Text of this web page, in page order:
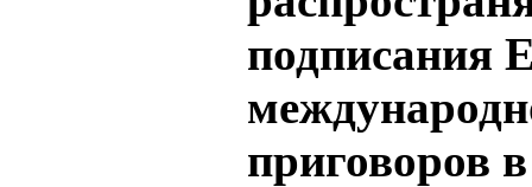
подписания
приговоров